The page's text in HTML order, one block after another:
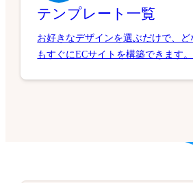
テンプレート一覧
お好きなデザインを選ぶだけで、ど
もすぐにECサイトを構築できます。